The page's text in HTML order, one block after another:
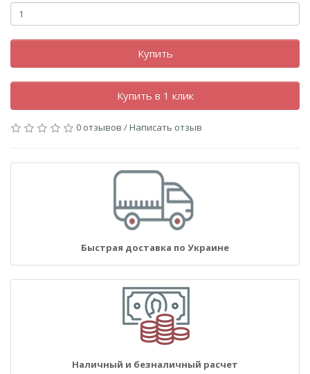
Купить
Купить в 1 клик
0 отзывов /Написать отзыв
Быстрая доставка по Украине
Наличный и безналичный расчет